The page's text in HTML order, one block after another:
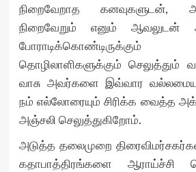
நிறைவேறாத கனவுகளுடன்,
நிறைவேறும் எனும் ஆவலுடன்
தொழிலாளிகளுக்கும்
வாசு அவர்களை இவ்வார
நம் எல்லோரையும் சிரிக்க வைத்த
அஞ்சலி செலுத்துகிறோம்.
அடுத்த தலைமுறை
கதாபாத்திரங்களை ஆராய்ச்சி